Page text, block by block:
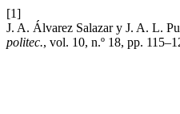
[1]
J. A. Álvarez Salazar y J. A. L.
politec., vol. 10, n.º 18, pp.